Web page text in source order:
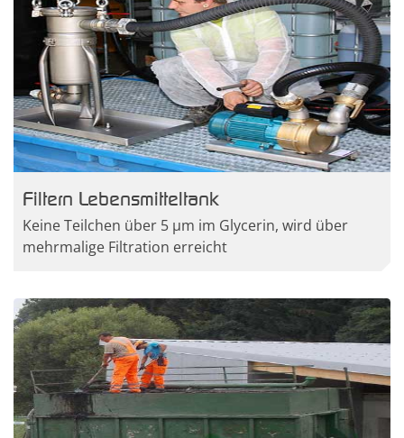
Filtern Lebensmitteltank
Keine Teilchen über 5 µm im Glycerin, wird über
mehrmalige Filtration erreicht